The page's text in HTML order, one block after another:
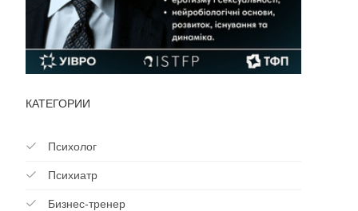
КАТЕГОРИИ
Психолог
Психиатр
Бизнес-тренер